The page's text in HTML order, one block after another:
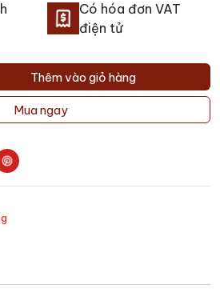
Có hóa đơn VAT
điện tử
Thêm vào giỏ hàng
Mua ngay